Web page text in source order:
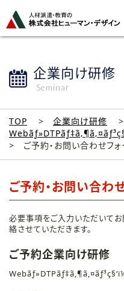
企業向け研修
Seminar
TOP
企業向け研修
ご予約・お問い合わせフォ
ご予約・お問い合わ
必要事項をご入力いただいて
絡させていただきます。
ご予約企業向け研修
ジ
ト